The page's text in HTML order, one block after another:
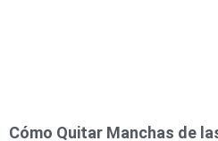
Cómo Quitar Manchas de